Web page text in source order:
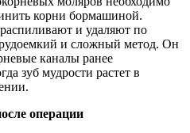
корни бормашиной.
и удаляют по
и сложный метод. Он
каналы ранее
зуб мудрости растет в
операции